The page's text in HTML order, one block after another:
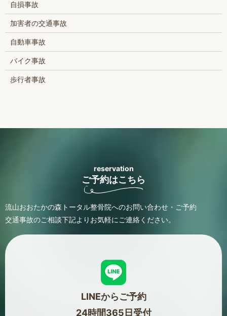
自損事故
加害者の交通事故
自動車事故
バイク事故
歩行者事故
reservation
ご予約はこちら
流山おおたかの森トータル整骨院へのお問い合わせ・ご予約
交通事故のご相談下記よりお気軽にご連絡ください。
LINEからご予約
24時間365日受付